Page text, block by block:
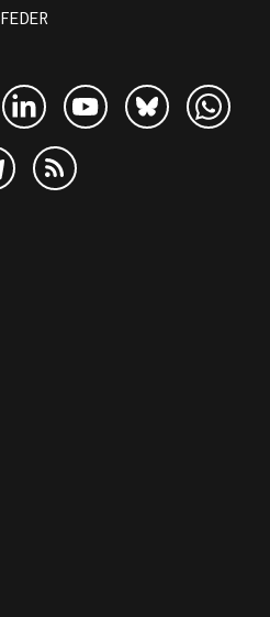
FEDER